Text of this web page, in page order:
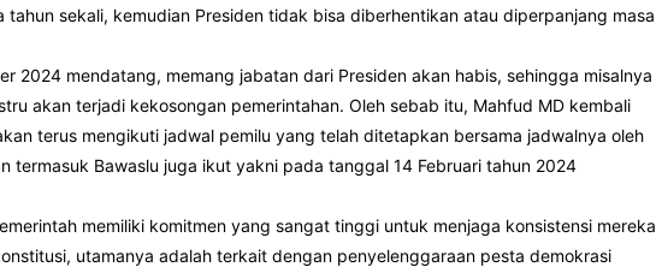
tahun sekali, kemudian Presiden tidak bisa diberhentikan atau diperpanjang masa
2024 mendatang, memang jabatan dari Presiden akan habis, sehingga misalnya
akan terjadi kekosongan pemerintahan. Oleh sebab itu, Mahfud MD kembali
terus mengikuti jadwal pemilu yang telah ditetapkan bersama jadwalnya oleh
termasuk Bawaslu juga ikut yakni pada tanggal 14 Februari tahun 2024
memiliki komitmen yang sangat tinggi untuk menjaga konsistensi mereka
utamanya adalah terkait dengan penyelenggaraan pesta demokrasi